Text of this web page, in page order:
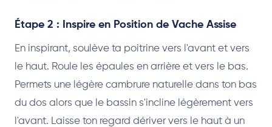
Étape 2 : Inspire en Position de Vache Assise
En inspirant, soulève ta poitrine vers l'avant et vers
le haut. Roule les épaules en arrière et vers le bas.
Permets une légère cambrure naturelle dans ton bas
du dos alors que le bassin s'incline légèrement vers
l'avant. Laisse ton regard dériver vers le haut à un